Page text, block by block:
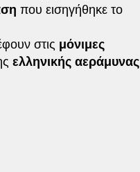
που εισηγήθηκε το
στις μόνιμες
ελληνικής αεράμυνας